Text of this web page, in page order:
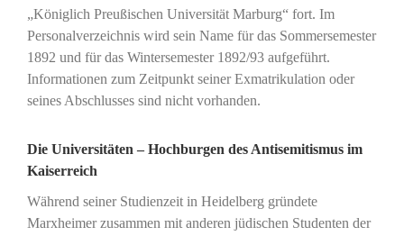
„Königlich Preußischen Universität Marburg“ fort. Im
Personalverzeichnis wird sein Name für das Sommersemester
1892 und für das Wintersemester 1892/93 aufgeführt.
Informationen zum Zeitpunkt seiner Exmatrikulation oder
seines Abschlusses sind nicht vorhanden.
Die Universitäten – Hochburgen des Antisemitismus im
Kaiserreich
Während seiner Studienzeit in Heidelberg gründete
Marxheimer zusammen mit anderen jüdischen Studenten der